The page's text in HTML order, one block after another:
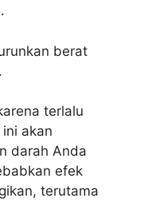
berat
terlalu
akan
darah Anda
efek
terutama